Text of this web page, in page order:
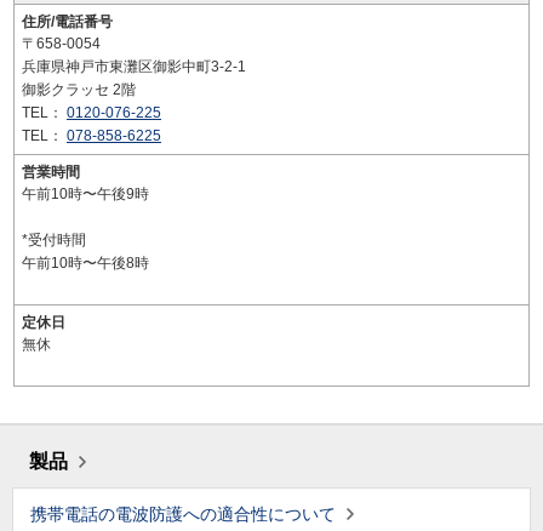
住所/電話番号
〒658-0054
兵庫県神戸市東灘区御影中町3-2-1
御影クラッセ 2階
TEL： 0120-076-225
TEL： 078-858-6225
営業時間
午前10時〜午後9時
*受付時間
午前10時〜午後8時
定休日
無休
製品
携帯電話の電波防護への適合性について